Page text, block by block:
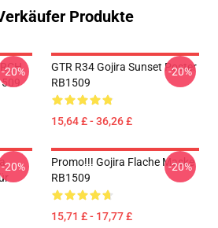
Produkte
-20%
GTR R34 Gojira Sunset Poster
RB1509
15,64 £ - 36,26 £
-20%
-20%
Promo!!! Gojira Flache Maske
RB1509
15,71 £ - 17,77 £
-20%